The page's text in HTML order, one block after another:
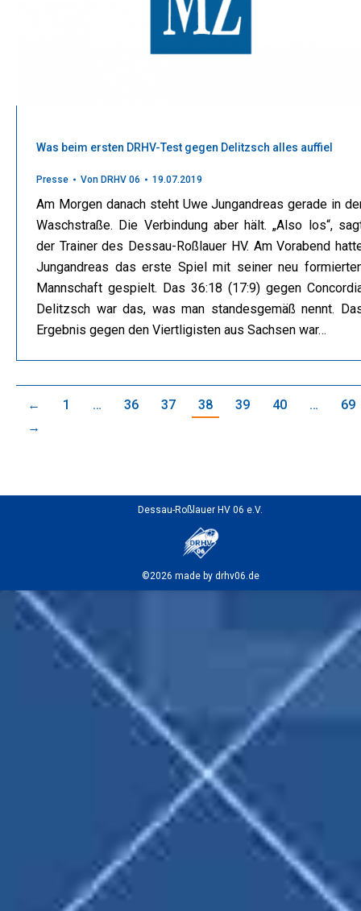
Was beim ersten DRHV-Test gegen Delitzsch alles auffiel
Presse Von DRHV 06 19.07.2019
Am Morgen danach steht Uwe Jungandreas gerade in
Waschstraße. Die Verbindung aber hält. „Also los“,
der Trainer des Dessau-Roßlauer HV. Am Vorabend
Jungandreas das erste Spiel mit seiner neu
Mannschaft gespielt. Das 36:18 (17:9) gegen
Delitzsch war das, was man standesgemäß nennt.
Ergebnis gegen den Viertligisten aus Sachsen war…
← 1 … 36 37 38 39 40 …
69
→
Dessau-Roßlauer HV 06 e.V.
©2026 made by drhv06.de